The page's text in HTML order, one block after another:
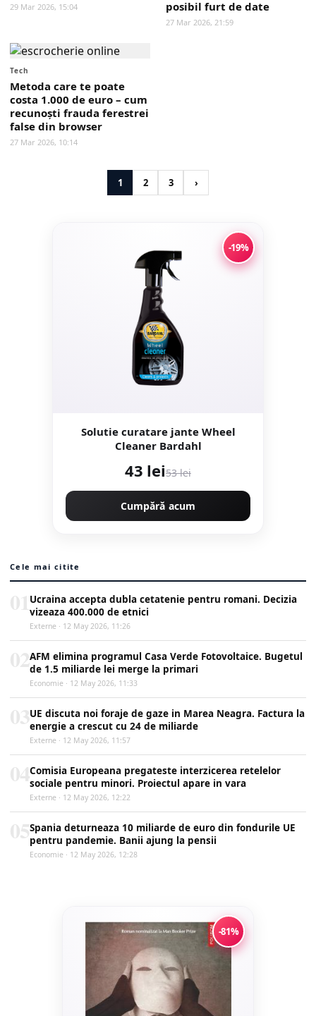
29 Mar 2026, 15:04 posibil furt de date
27 Mar 2026, 21:59
Tech
Metoda care te poate
costa 1.000 de euro – cum
recunoști frauda ferestrei
false din browser
27 Mar 2026, 10:14
1 2 3 ›
-19%
Solutie curatare jante Wheel
Cleaner Bardahl
43 lei53 lei
Cumpără acum
Cele mai citite
Ucraina accepta dubla cetatenie pentru romani. Decizia
vizeaza 400.000 de etnici
Externe · 12 May 2026, 11:26
AFM elimina programul Casa Verde Fotovoltaice. Bugetul
de 1.5 miliarde lei merge la primari
Economie · 12 May 2026, 11:33
UE discuta noi foraje de gaze in Marea Neagra. Factura la
energie a crescut cu 24 de miliarde
Externe · 12 May 2026, 11:57
Comisia Europeana pregateste interzicerea retelelor
sociale pentru minori. Proiectul apare in vara
Externe · 12 May 2026, 12:22
Spania deturneaza 10 miliarde de euro din fondurile UE
pentru pandemie. Banii ajung la pensii
Economie · 12 May 2026, 12:28
-81%